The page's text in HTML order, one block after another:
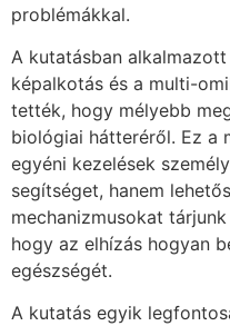
problémákkal.
A kutatásban
képalkotás és a multi-
tették, hogy mélyebb
biológiai hátteréről. Ez a
egyéni kezelések
segítséget, hanem
mechanizmusokat
hogy az elhízás hogyan
egészségét.
A kutatás egyik